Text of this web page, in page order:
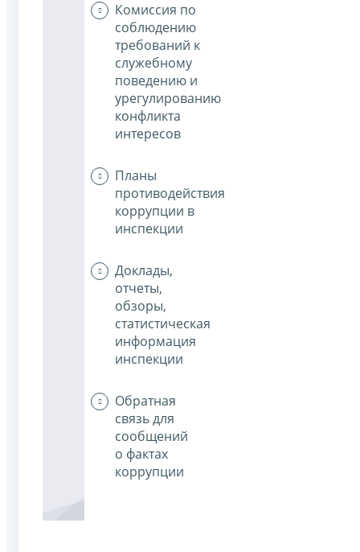
Комиссия по
соблюдению
требований к
служебному
поведению и
урегулированию
конфликта
интересов
Планы
противодействия
коррупции в
инспекции
Доклады,
отчеты,
обзоры,
статистическая
информация
инспекции
Обратная
связь для
сообщений
о фактах
коррупции